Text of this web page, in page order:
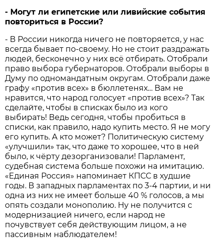
- Могутлиегипетские илиливийскиесобытия
повториться в России?
- В России никогда ничего не повторяется, у нас
всегда бывает по-своему. Но не стоит раздражать
людей, бесконечно у них всё отбирать. Отобрали
право выбора губернаторов. Отобрали выборы в
Думу по одномандатным округам. Отобрали даже
графу «против всех» в бюллетенях… Вам не
нравится, что народ голосует «против всех»? Так
сделайте, чтобы в списках было из кого
выбирать! Ведь сегодня, чтобы пробиться в
списки, как правило, надо купить место. Я не могу
его купить. А кто может? Политическую систему
«улучшили» так, что даже то хорошее, что в ней
было, к чёрту дезорганизовали! Парламент,
судебная система больше похожи на имитацию.
«Единая Россия» напоминает КПСС в худшие
годы. В западных парламентах по 3-4 партии, и ни
одна из них не имеет больше 40 % голосов, а мы
опять создали монополию. Ну не получится с
модернизацией ничего, если народ не
почувствует себя действующим лицом, а не
пассивным наблюдателем!